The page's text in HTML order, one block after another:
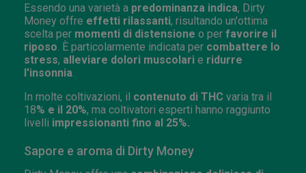
Essendo una varietà a predominanza indica, Dirty
Money offre effetti rilassanti, risultando un'ottima
scelta per momenti di distensione o per favorire il
riposo . È particolarmente indicata per combattere lo
stress, alleviare dolori muscolari e ridurre
l'insonnia
In molte coltivazioni, il contenuto di THC varia tra il
18% e il 20%, ma coltivatori esperti hanno raggiunto
livelli impressionanti fino al 25%.
Sapore e aroma di Dirty Money